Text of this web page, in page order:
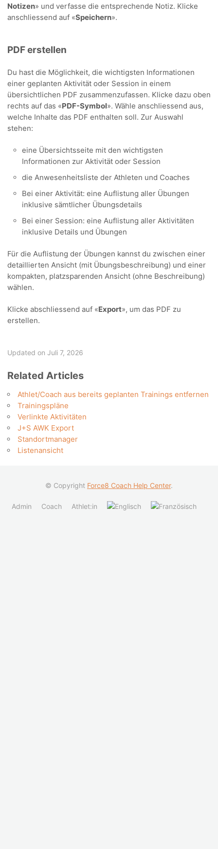
Notizen» und verfasse die entsprechende Notiz. Klicke
anschliessend auf «Speichern».
PDF erstellen
Du hast die Möglichkeit, die wichtigsten Informationen
einer geplanten Aktivität oder Session in einem
übersichtlichen PDF zusammenzufassen. Klicke dazu oben
rechts auf das «PDF-Symbol». Wähle anschliessend aus,
welche Inhalte das PDF enthalten soll. Zur Auswahl
stehen:
eine Übersichtsseite mit den wichtigsten
Informationen zur Aktivität oder Session
die Anwesenheitsliste der Athleten und Coaches
Bei einer Aktivität: eine Auflistung aller Übungen
inklusive sämtlicher Übungsdetails
Bei einer Session: eine Auflistung aller Aktivitäten
inklusive Details und Übungen
Für die Auflistung der Übungen kannst du zwischen einer
detaillierten Ansicht (mit Übungsbeschreibung) und einer
kompakten, platzsparenden Ansicht (ohne Beschreibung)
wählen.
Klicke abschliessend auf «Export», um das PDF zu
erstellen.
Updated on Juli 7, 2026
Related Articles
Athlet/Coach aus bereits geplanten Trainings entfernen
Trainingspläne
Verlinkte Aktivitäten
J+S AWK Export
Standortmanager
Listenansicht
© Copyright Force8 Coach Help Center.
Admin Coach Athlet:in